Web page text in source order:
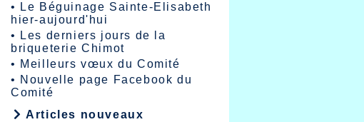
•
Le Béguinage Sainte-Elisabeth
hier-aujourd'hui
•
Les derniers jours de la
briqueterie Chimot
• Meilleurs vœux du Comité
• Nouvelle page Facebook du
Comité
Articles nouveaux